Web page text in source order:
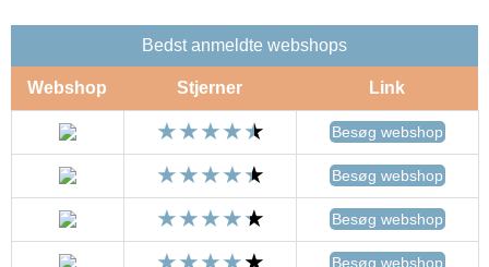
Bedst anmeldte webshops
Webshop Stjerner Link
Besøg webshop
Besøg webshop
Besøg webshop
Besøg webshop